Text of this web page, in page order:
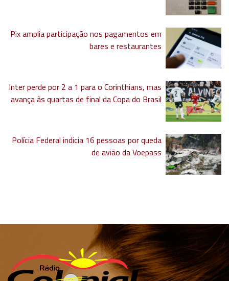
Pix amplia participação nos pagamentos em
bares e restaurantes
Inter perde por 2 a 1 para o Corinthians, mas
avança às quartas de final da Copa do Brasil
Polícia Federal indicia 16 pessoas por queda
de avião da Voepass